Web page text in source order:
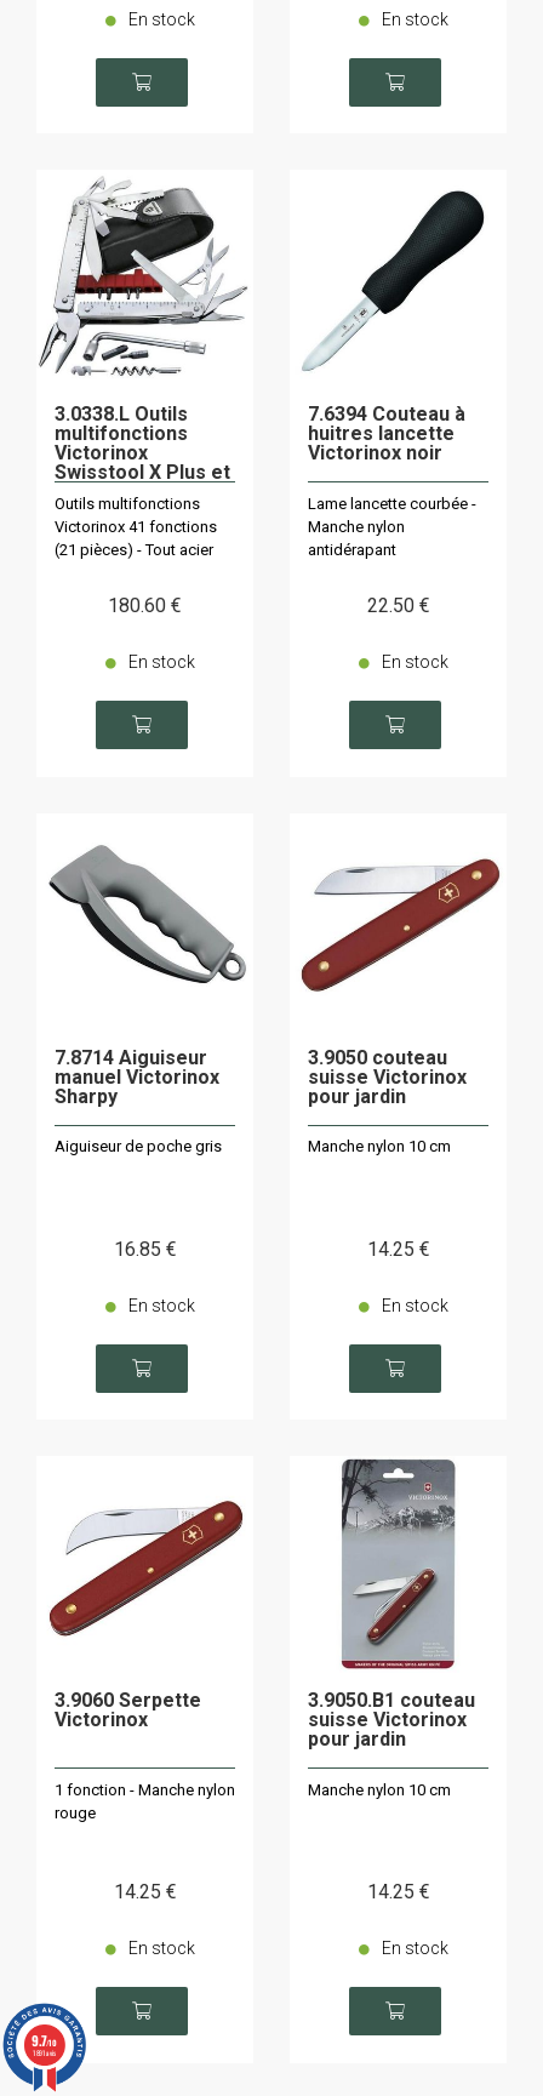
En stock En stock
3.0338.L Outils
multifonctions
Victorinox
Swisstool X Plus et
étui en cuir
Outils multifonctions
Victorinox 41 fonctions
(21 pièces) - Tout acier
180.60 €
En stock
7.6394 Couteau à
huitres lancette
Victorinox noir
Lame lancette courbée -
Manche nylon
antidérapant
22.50 €
En stock
7.8714 Aiguiseur
manuel Victorinox
Sharpy
Aiguiseur de poche gris
16.85 €
En stock
3.9050 couteau
suisse Victorinox
pour jardin
Manche nylon 10 cm
14.25 €
En stock
3.9060 Serpette
Victorinox
1 fonction - Manche nylon
rouge
14.25 €
En stock
3.9050.B1 couteau
suisse Victorinox
pour jardin
Manche nylon 10 cm
14.25 €
En stock
9.7/10
1891 avis